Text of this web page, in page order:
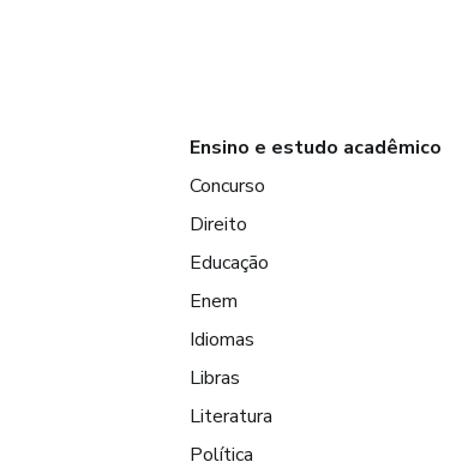
Ensino e estudo acadêmico
Concurso
Direito
Educação
Enem
Idiomas
Libras
Literatura
Política